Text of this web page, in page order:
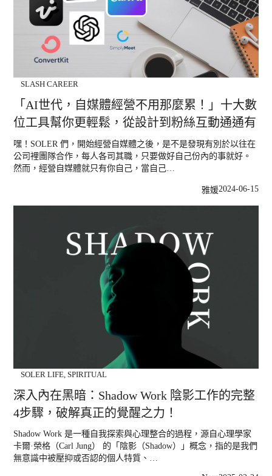
SLASH CAREER
「AI世代，自媒體經營不用那麼累！」十大數
位工具幫你更輕鬆，從設計到粉絲互動通通有
嘿！SOLER 們，開始經營自媒體之後，是不是發現有別於以往在
公司裡團隊合作，每人各司其職，只要做好自己份內的事就好。
然而，經營自媒體就只有你自己，當自己…
雅媛2024-06-15
SOLER LIFE ,SPIRITUAL
深入內在黑暗：Shadow Work 陰影工作的完整
4步驟，破解真正的覺醒之力！
Shadow Work 是一種自我探索與心理整合的過程，源自心理學家
卡爾·榮格（Carl Jung） 的「陰影（Shadow）」概念，指的是我們
無意識中被壓抑或否認的個人特質、…